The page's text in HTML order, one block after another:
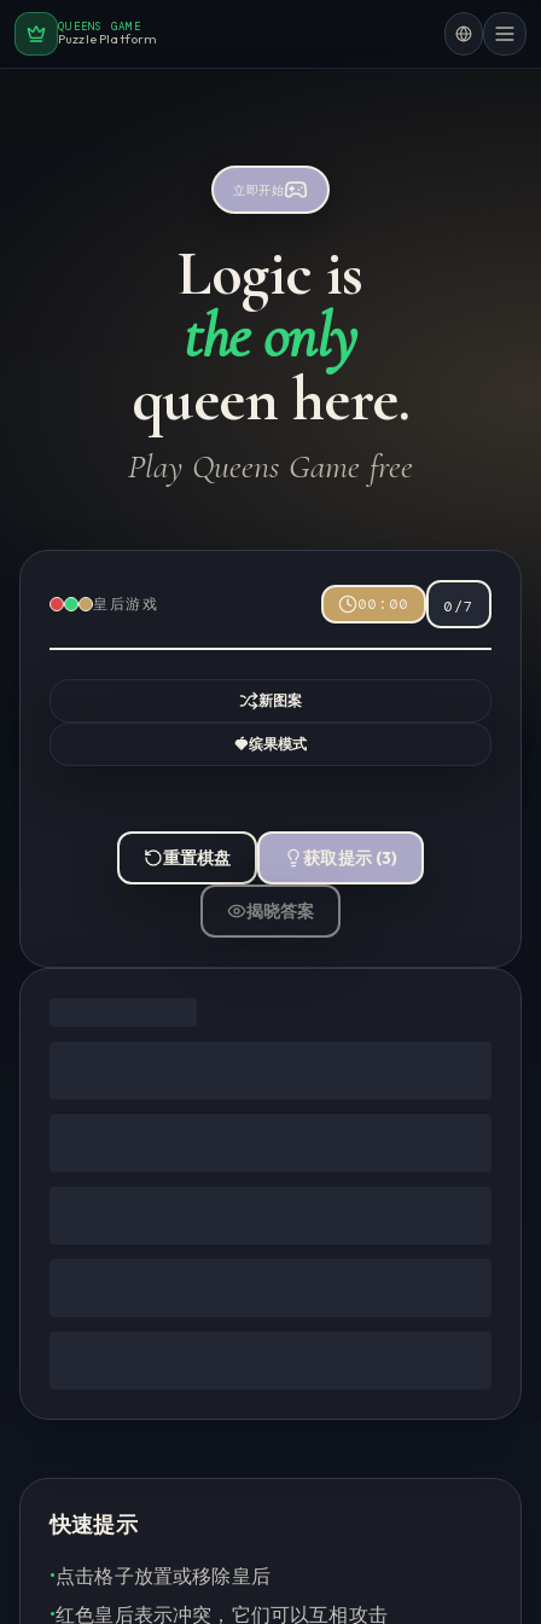
QUEENS GAME
Puzzle Platform
立即开始
Logic is
the only
queen here.
Play Queens Game free
皇后游戏 00:00 0/7
新图案
🍓缤果模式
重置棋盘 获取提示(3)
揭晓答案
快速提示
•点击格子放置或移除皇后
•红色皇后表示冲突，它们可以互相攻击